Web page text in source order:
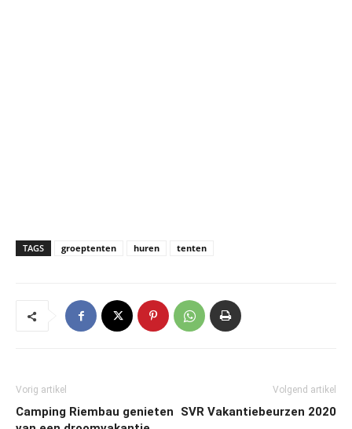
TAGS groeptenten huren tenten
Vorig artikel
Camping Riembau genieten
Volgend artikel
SVR Vakantiebeurzen 2020